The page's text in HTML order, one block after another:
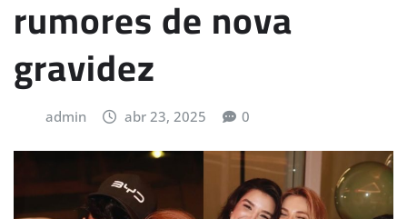
rumores de nova
gravidez
admin abr 23, 2025 0